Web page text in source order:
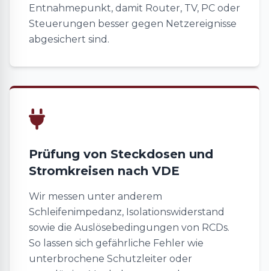
Entnahmepunkt, damit Router, TV, PC oder
Steuerungen besser gegen Netzereignisse
abgesichert sind.
Prüfung von Steckdosen und
Stromkreisen nach VDE
Wir messen unter anderem
Schleifenimpedanz, Isolationswiderstand
sowie die Auslösebedingungen von RCDs.
So lassen sich gefährliche Fehler wie
unterbrochene Schutzleiter oder